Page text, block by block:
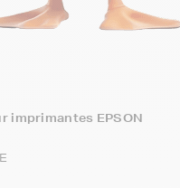
imprimantes EPSON